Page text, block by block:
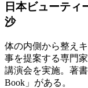
日本ビューテ
沙
体の内側から整え
事を提案する専門
講演会を実施。著
Book」がある。